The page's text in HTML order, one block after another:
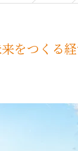
をつくる